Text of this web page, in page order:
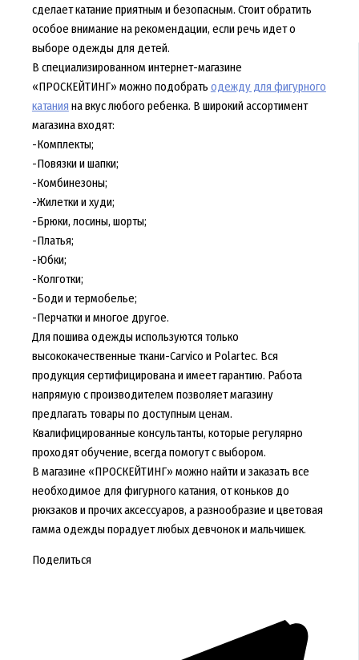
сделает катание приятным и безопасным. Стоит обратить
особое внимание на рекомендации, если речь идет о
выборе одежды для детей.
В специализированном интернет-магазине
«ПРОСКЕЙТИНГ» можно подобрать одежду для фигурного
катания на вкус любого ребенка. В широкий ассортимент
магазина входят:
-Комплекты;
-Повязки и шапки;
-Комбинезоны;
-Жилетки и худи;
-Брюки, лосины, шорты;
-Платья;
-Юбки;
-Колготки;
-Боди и термобелье;
-Перчатки и многое другое.
Для пошива одежды используются только
высококачественные ткани-Carvico и Polartec. Вся
продукция сертифицирована и имеет гарантию. Работа
напрямую с производителем позволяет магазину
предлагать товары по доступным ценам.
Квалифицированные консультанты, которые регулярно
проходят обучение, всегда помогут с выбором.
В магазине «ПРОСКЕЙТИНГ» можно найти и заказать все
необходимое для фигурного катания, от коньков до
рюкзаков и прочих аксессуаров, а разнообразие и цветовая
гамма одежды порадует любых девчонок и мальчишек.
Поделиться